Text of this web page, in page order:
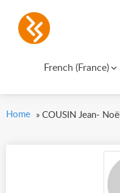
French (France)
Home » COUSIN Jean-